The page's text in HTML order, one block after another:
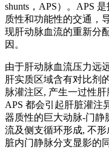
shunts，APS）。APS
质性和功能性的交通，
现肝动脉血流的重新分
因。
由于肝动脉血流压力远
肝实质区域含有对比剂
脉灌注区, 产生一过性
APS 都会引起肝脏灌注
器质性的巨大动脉-门静
流及侧支循环形成, 不
脏内门静脉分支显影的